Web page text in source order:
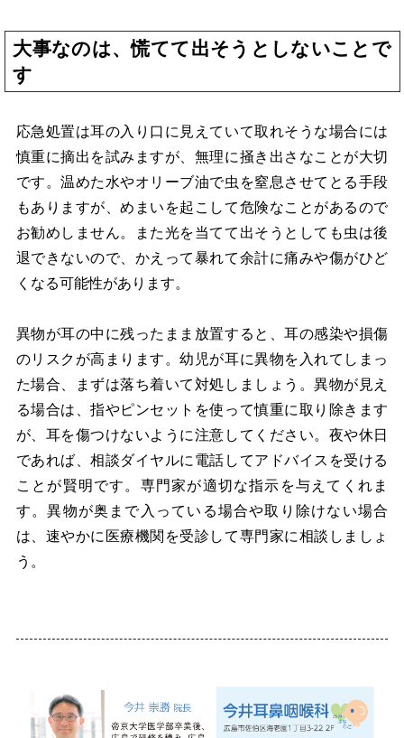
大事なのは、慌てて出そうとしないことで
す
応急処置は耳の入り口に見えていて取れそうな場合には
慎重に摘出を試みますが、無理に掻き出さなことが大切
です。温めた水やオリーブ油で虫を窒息させてとる手段
もありますが、めまいを起こして危険なことがあるので
お勧めしません。また光を当てて出そうとしても虫は後
退できないので、かえって暴れて余計に痛みや傷がひど
くなる可能性があります。
異物が耳の中に残ったまま放置すると、耳の感染や損傷
のリスクが高まります。幼児が耳に異物を入れてしまっ
た場合、まずは落ち着いて対処しましょう。異物が見え
る場合は、指やピンセットを使って慎重に取り除きます
が、耳を傷つけないように注意してください。夜や休日
であれば、相談ダイヤルに電話してアドバイスを受ける
ことが賢明です。専門家が適切な指示を与えてくれま
す。異物が奥まで入っている場合や取り除けない場合
は、速やかに医療機関を受診して専門家に相談しましょ
う。